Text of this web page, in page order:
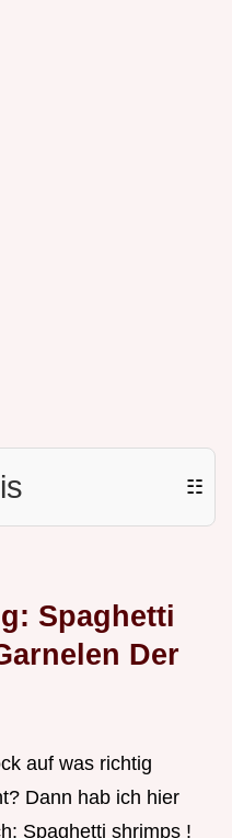
☷
Spaghetti
Der
auf was richtig
Dann hab ich hier
Spaghetti shrimps !